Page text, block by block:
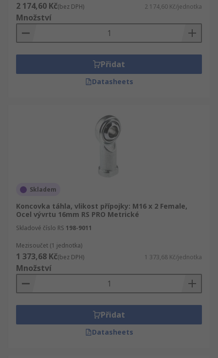
2 174,60 Kč(bez DPH) 2 174,60 Kč/jednotka
Množství
Přidat
Datasheets
Skladem
Koncovka táhla, vlikost přípojky: M16 x 2 Female,
Ocel vývrtu 16mm RS PRO Metrické
Skladové číslo RS 198-9011
Mezisoučet (1 jednotka)
1 373,68 Kč(bez DPH) 1 373,68 Kč/jednotka
Množství
Přidat
Datasheets